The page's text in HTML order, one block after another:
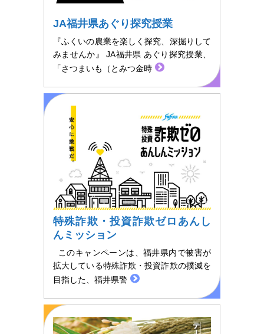
JA福井県あぐり探究授業
『ふくいの農業を楽しく探究、深掘りして
みませんか』 JA福井県 あぐり探究授業、
「さつまいも（とみつ金時
特殊詐欺・投資詐欺ゼロあんし
んミッション
このキャンペーンは、福井県内で被害が
拡大している特殊詐欺・投資詐欺の撲滅を
目指した、福井県警